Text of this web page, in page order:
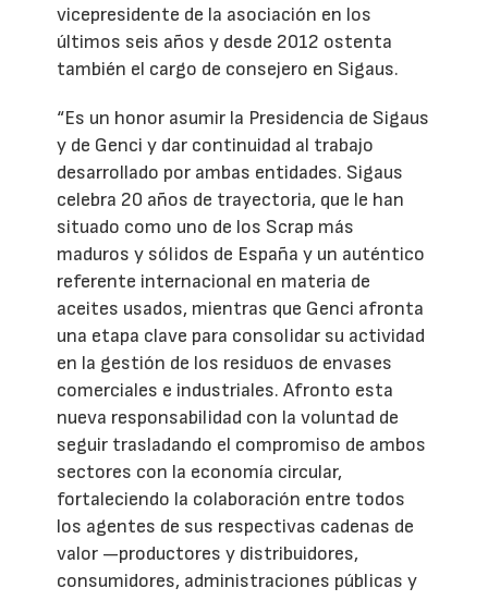
vicepresidente de la asociación en los
últimos seis años y desde 2012 ostenta
también el cargo de consejero en Sigaus.
“Es un honor asumir la Presidencia de Sigaus
y de Genci y dar continuidad al trabajo
desarrollado por ambas entidades. Sigaus
celebra 20 años de trayectoria, que le han
situado como uno de los Scrap más
maduros y sólidos de España y un auténtico
referente internacional en materia de
aceites usados, mientras que Genci afronta
una etapa clave para consolidar su actividad
en la gestión de los residuos de envases
comerciales e industriales. Afronto esta
nueva responsabilidad con la voluntad de
seguir trasladando el compromiso de ambos
sectores con la economía circular,
fortaleciendo la colaboración entre todos
los agentes de sus respectivas cadenas de
valor —productores y distribuidores,
consumidores, administraciones públicas y